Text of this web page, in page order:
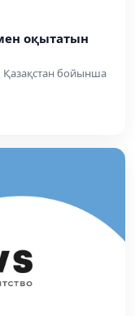
оқытатын
Қазақстан бойынша